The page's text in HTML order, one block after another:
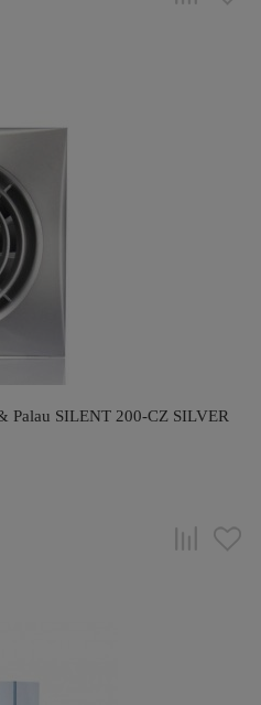
Palau SILENT 200-CZ SILVER